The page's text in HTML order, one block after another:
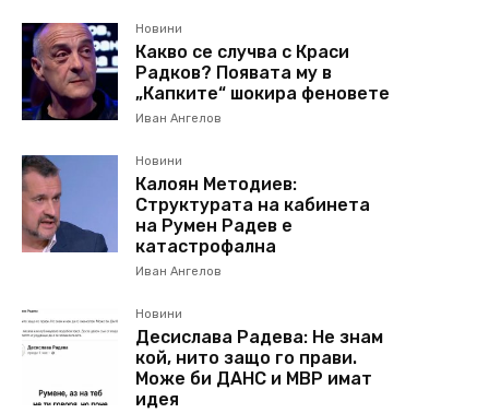
Новини
Какво се случва с Краси
Радков? Появата му в
„Капките“ шокира феновете
Иван Ангелов
Новини
Калоян Методиев:
Структурата на кабинета
на Румен Радев е
катастрофална
Иван Ангелов
Новини
Десислава Радева: Не знам
кой, нито защо го прави.
Може би ДАНС и МВР имат
идея